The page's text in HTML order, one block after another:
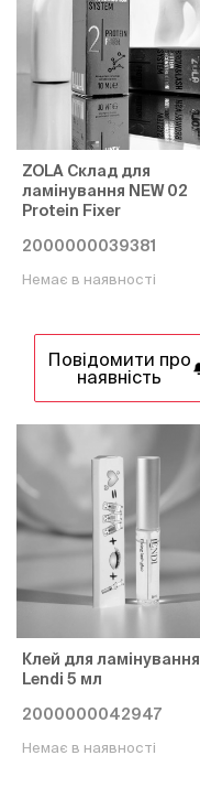
ZOLA Склад для
ламінування NEW 02
Protein Fixer
2000000039381
Немає в наявності
Повідомити про
наявність
Клей для ламінування
Lendi 5 мл
2000000042947
Немає в наявності